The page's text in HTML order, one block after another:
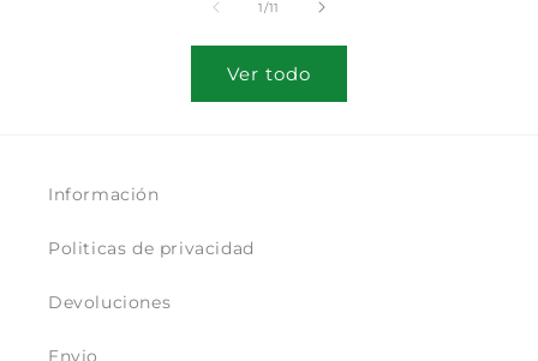
1/de
11
Ver todo
Información
Politicas de privacidad
Devoluciones
Envio